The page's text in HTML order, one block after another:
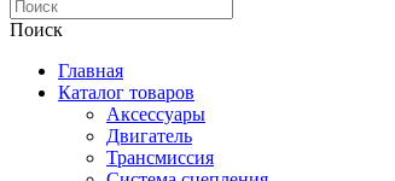
Поиск
Главная
Каталог товаров
Аксессуары
Двигатель
Трансмиссия